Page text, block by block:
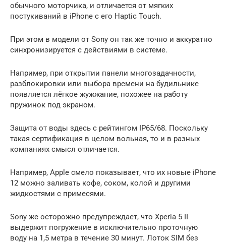
обычного моторчика, и отличается от мягких
постукиваний в iPhone с его Haptic Touch.
При этом в модели от Sony он так же точно и аккуратно
синхронизируется с действиями в системе.
Например, при открытии панели многозадачности,
разблокировки или выбора времени на будильнике
появляется лёгкое жужжание, похожее на работу
пружинок под экраном.
Защита от воды здесь с рейтингом IP65/68. Поскольку
такая сертификация в целом вольная, то и в разных
компаниях смысл отличается.
Например, Apple смело показывает, что их новые iPhone
12 можно заливать кофе, соком, колой и другими
жидкостями с примесями.
Sony же осторожно предупреждает, что Xperia 5 II
выдержит погружение в исключительно проточную
воду на 1,5 метра в течение 30 минут. Лоток SIM без